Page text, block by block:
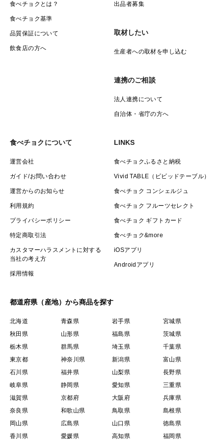
食べチョクとは？
食べチョク基準
品質保証について
飲食店の方へ
出品者募集
取材したい
生産者への取材を申し込む
連携のご相談
法人連携について
自治体・省庁の方へ
食べチョクについて
運営会社
ガイド/お問い合わせ
運営からのお知らせ
利用規約
プライバシーポリシー
特定商取引法
カスタマーハラスメントに対する
当社の考え方
採用情報
LINKS
食べチョクふるさと納税
Vivid TABLE（ビビッドテーブル）
食べチョク コンシェルジュ
食べチョク フルーツセレクト
食べチョク ギフトカード
食べチョク&more
iOSアプリ
Androidアプリ
都道府県（産地）から商品を探す
北海道 青森県 岩手県
宮城県
秋田県
山形県 福島県
茨城県
栃木県
群馬県 埼玉県
千葉県
東京都
神奈川県 新潟県
富山県
石川県
福井県 山梨県
長野県
岐阜県
静岡県 愛知県
三重県
滋賀県
京都府 大阪府
兵庫県
奈良県
和歌山県 鳥取県
島根県
岡山県
広島県 山口県
徳島県
香川県
愛媛県 高知県 福岡県